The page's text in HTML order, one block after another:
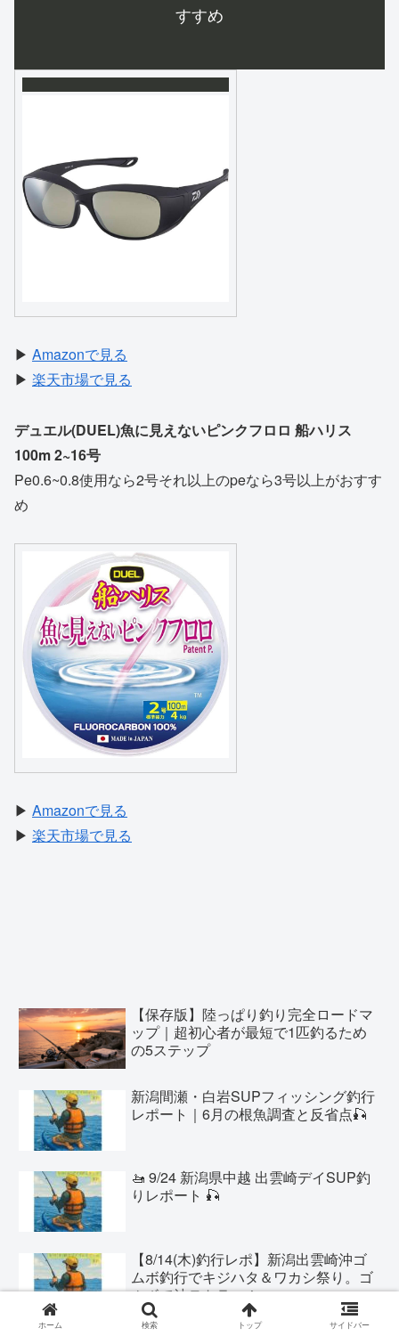
すすめ
▶ Amazonで見る
▶ 楽天市場で見る
デュエル(DUEL)魚に見えないピンクフロロ 船ハリス
100m 2~16号
Pe0.6~0.8使用なら2号それ以上のpeなら3号以上がおすす
め
▶ Amazonで見る
▶ 楽天市場で見る
【保存版】陸っぱり釣り完全ロードマ
ップ｜超初心者が最短で1匹釣るため
の5ステップ
新潟間瀬・白岩SUPフィッシング釣行
レポート｜6月の根魚調査と反省点🎣
🚤 9/24 新潟県中越 出雲崎デイSUP釣
りレポート 🎣
【8/14(木)釣行レポ】新潟出雲崎沖ゴ
ムボ釣行でキジハタ＆ワカシ祭り。ゴ
ムボで沖テトラへ！
ホーム 検索 トップ サイドバー